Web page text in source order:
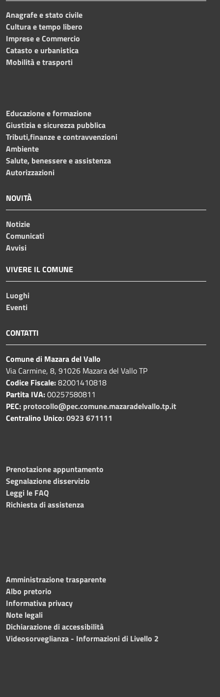
Anagrafe e stato civile
Cultura e tempo libero
Imprese e Commercio
Catasto e urbanistica
Mobilità e trasporti
Educazione e formazione
Giustizia e sicurezza pubblica
Tributi,finanze e contravvenzioni
Ambiente
Salute, benessere e assistenza
Autorizzazioni
NOVITÀ
Notizie
Comunicati
Avvisi
VIVERE IL COMUNE
Luoghi
Eventi
CONTATTI
Comune di Mazara del Vallo
Via Carmine, 8, 91026 Mazara del Vallo TP
Codice Fiscale:82001410818
Partita IVA:00257580811
PEC: protocollo@pec.comune.mazaradelvallo.tp.it
Centralino Unico:0923 671111
Prenotazione appuntamento
Segnalazione disservizio
Leggi le FAQ
Richiesta di assistenza
Amministrazione trasparente
Albo pretorio
Informativa privacy
Note legali
Dichiarazione di accessibilità
Videosorveglianza - Informazioni di Livello 2